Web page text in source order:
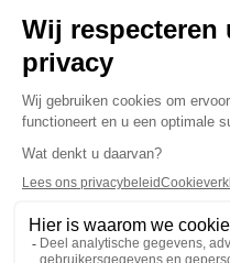
Juridische informatie